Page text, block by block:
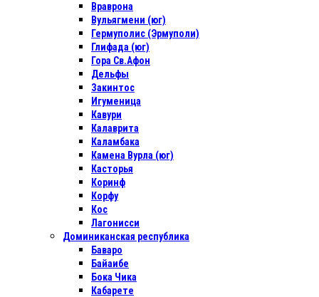
Враврона
Вульягмени (юг)
Гермуполис (Эрмуполи)
Глифада (юг)
Гора Св.Афон
Дельфы
Закинтос
Игуменица
Кавури
Калаврита
Каламбака
Камена Вурла (юг)
Касторья
Коринф
Корфу
Кос
Лагонисси
Доминиканская республика
Баваро
Байаибе
Бока Чика
Кабарете